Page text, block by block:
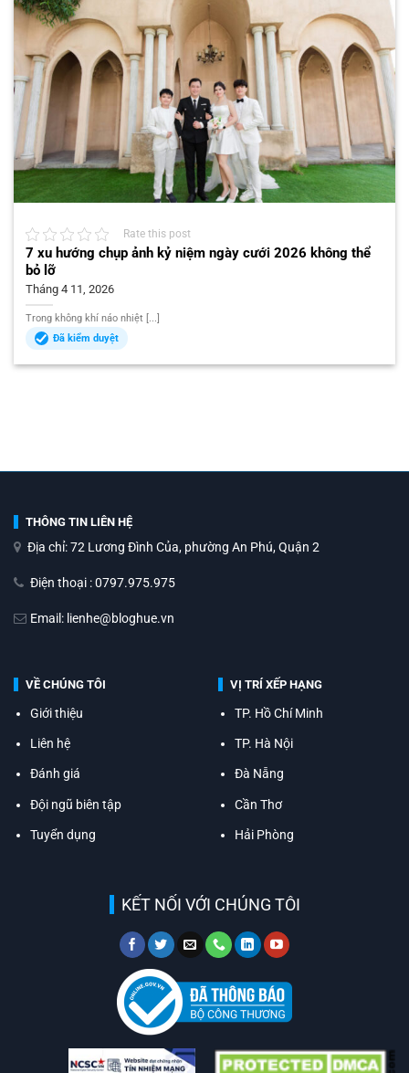
Rate this post
7 xu hướng chụp ảnh kỷ niệm ngày cưới 2026 không thể
bỏ lỡ
Tháng 4 11, 2026
Trong không khí náo nhiệt [...]
Đã kiểm duyệt
THÔNG TIN LIÊN HỆ
Địa chỉ: 72 Lương Đình Của, phường An Phú, Quận 2
Điện thoại : 0797.975.975
Email: lienhe@bloghue.vn
VỀ CHÚNG TÔI
Giới thiệu
Liên hệ
Đánh giá
Đội ngũ biên tập
Tuyển dụng
VỊ TRÍ XẾP HẠNG
TP. Hồ Chí Minh
TP. Hà Nội
Đà Nẵng
Cần Thơ
Hải Phòng
KẾT NỐI VỚI CHÚNG TÔI